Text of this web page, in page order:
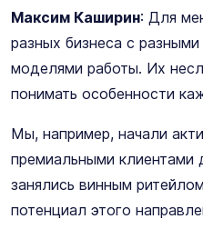
Максим Каширин: Для
разных бизнеса с
моделями работы. Их
понимать особенности
Мы, например, начали
премиальными клиентами
занялись винным
потенциал этого